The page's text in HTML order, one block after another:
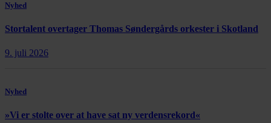
Nyhed
Stortalent overtager Thomas Søndergårds orkester i Skotland
9. juli 2026
Nyhed
»Vi er stolte over at have sat ny verdensrekord«